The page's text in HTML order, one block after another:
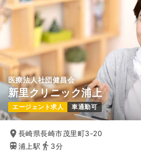
医療法人社団健昌会
新里クリニック浦上
エージェント求人 車通勤可
長崎県長崎市茂里町3-20
浦上駅
3分